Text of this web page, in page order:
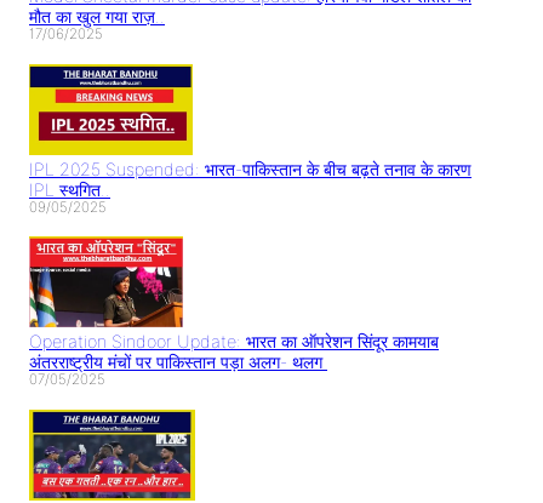
मौत का खुल गया राज़..
17/06/2025
IPL 2025 Suspended: भारत-पाकिस्तान के बीच बढ़ते तनाव के कारण
IPL स्थगित..
09/05/2025
Operation Sindoor Update: भारत का ऑपरेशन सिंदूर कामयाब
अंतरराष्ट्रीय मंचों पर पाकिस्तान पड़ा अलग- थलग
07/05/2025